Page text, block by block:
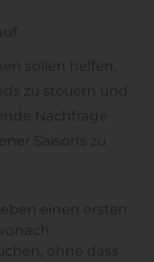
sollen helfen,
zu steuern und
Nachfrage
Saisons zu
einen ersten
ohne dass